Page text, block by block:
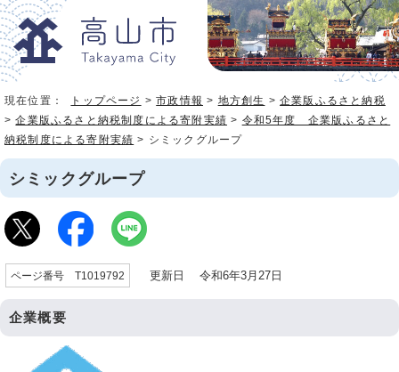
現在位置： トップページ >市政情報 > 地方創生 >企業版ふるさと納税
>企業版ふるさと納税制度による寄附実績 > 令和5年度 企業版ふるさと
納税制度による寄附実績 > シミックグループ
シミックグループ
ページ番号 T1019792 更新日 令和6年3月27日
企業概要